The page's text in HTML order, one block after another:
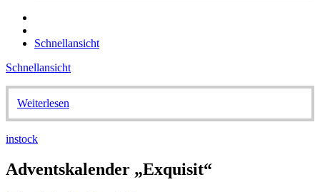
Schnellansicht
Schnellansicht
Weiterlesen
instock
Adventskalender „Exquisit“